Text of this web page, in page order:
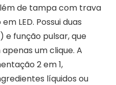
de tampa com trava
LED. Possui duas
e função pulsar, que
um clique. A
2 em 1,
líquidos ou